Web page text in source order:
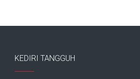
KEDIRI TANGGUH